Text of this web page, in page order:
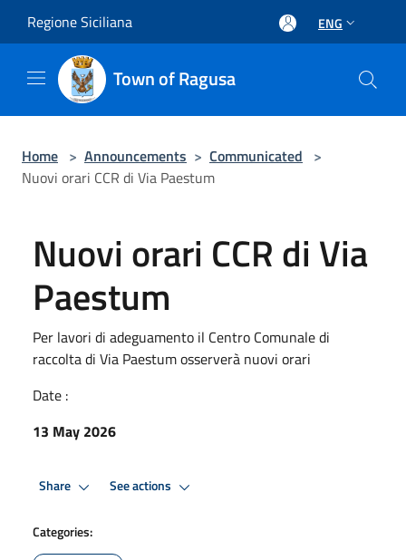
Regione Siciliana ENG
Town of Ragusa
Home > Announcements > Communicated >
Nuovi orari CCR di Via Paestum
Nuovi orari CCR di Via
Paestum
Per lavori di adeguamento il Centro Comunale di
raccolta di Via Paestum osserverà nuovi orari
Date :
13 May 2026
Share See actions
Categories: